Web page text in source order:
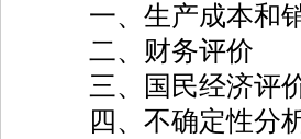
一、生产成本和
二、财务评价
三、国民经济评
四、不确定性分